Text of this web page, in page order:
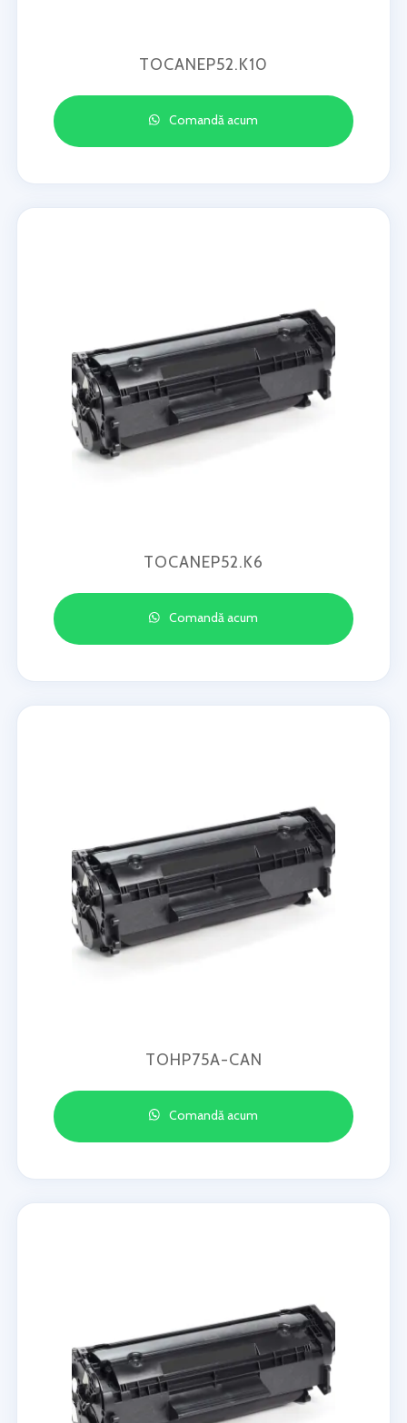
TOCANEP52.K10
Comandă acum
TOCANEP52.K6
Comandă acum
TOHP75A-CAN
Comandă acum